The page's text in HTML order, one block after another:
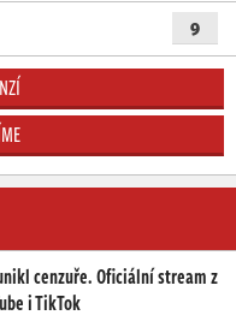
9
cenzuře. Oficiální stream z
i TikTok